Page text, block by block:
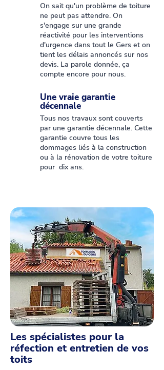
On sait qu'un problème de toiture
ne peut pas attendre. On
s'engage sur une grande
réactivité pour les interventions
d'urgence dans tout le Gers et on
tient les délais annoncés sur nos
devis. La parole donnée, ça
compte encore pour nous.
Une vraie garantie
décennale
Tous nos travaux sont couverts
par une garantie décennale. Cette
garantie couvre tous les
dommages liés à la construction
ou à la rénovation de votre toiture
pour dix ans.
Les spécialistes pour la
réfection et entretien de vos
toits